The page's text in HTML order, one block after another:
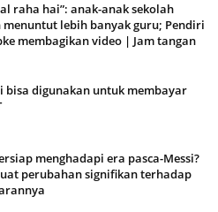
raha hai”: anak-anak sekolah
menuntut lebih banyak guru; Pendiri
membagikan video | Jam tangan
bisa digunakan untuk membayar
menghadapi era pasca-Messi?
perubahan signifikan terhadap